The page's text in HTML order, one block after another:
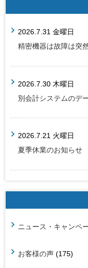
2026.7.31 金曜日
精密機器は故障は突
2026.7.30 木曜日
別会計システムのデ
2026.7.21 火曜日
夏季休業のお知らせ
ニュース・キャンペ
お客様の声 (175)